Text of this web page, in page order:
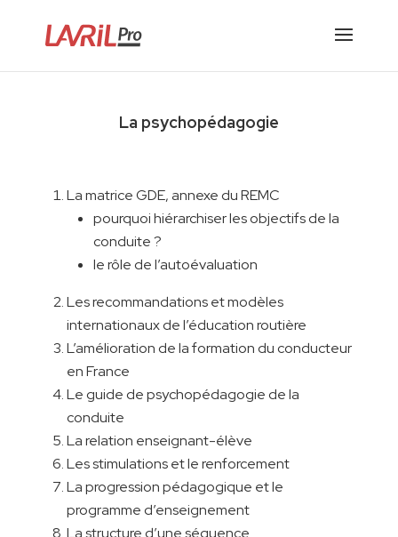
La psychopédagogie
La matrice GDE, annexe du REMC
pourquoi hiérarchiser les objectifs de la
conduite ?
le rôle de l’autoévaluation
Les recommandations et modèles
internationaux de l’éducation routière
L’amélioration de la formation du conducteur
en France
Le guide de psychopédagogie de la
conduite
La relation enseignant-élève
Les stimulations et le renforcement
La progression pédagogique et le
programme d’enseignement
La structure d’une séquence